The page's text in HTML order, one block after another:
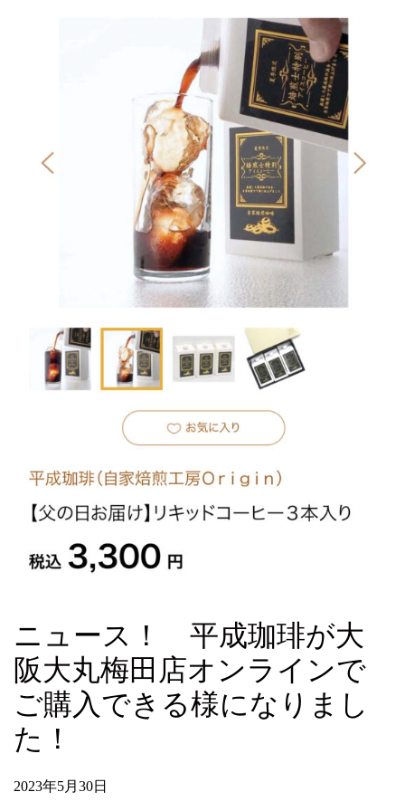
ニュース！ 平成珈琲が大
阪大丸梅田店オンラインで
ご購入できる様になりまし
た！
2023年5月30日